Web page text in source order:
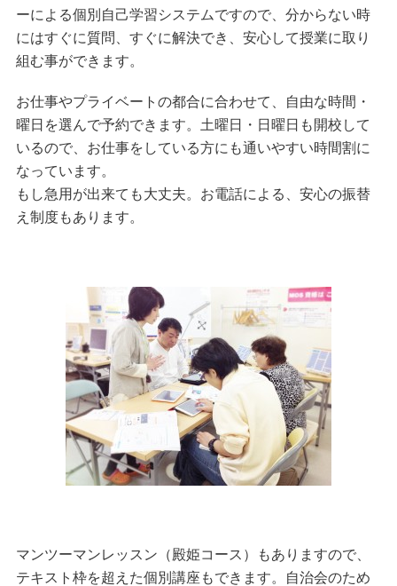
ーによる個別自己学習システムですので、分からない時
にはすぐに質問、すぐに解決でき、安心して授業に取り
組む事ができます。
お仕事やプライベートの都合に合わせて、自由な時間・
曜日を選んで予約できます。土曜日・日曜日も開校して
いるので、お仕事をしている方にも通いやすい時間割に
なっています。
もし急用が出来ても大丈夫。お電話による、安心の振替
え制度もあります。
マンツーマンレッスン（殿姫コース）もありますので、
テキスト枠を超えた個別講座もできます。自治会のため